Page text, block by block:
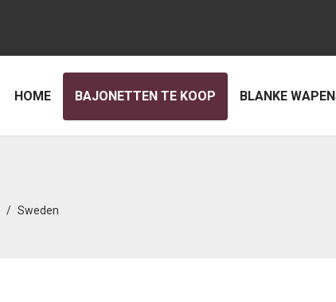
HOME BAJONETTEN TE KOOP BLANKE
Sweden